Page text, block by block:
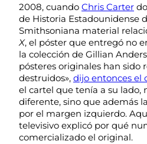
2008, cuando Chris Carter
de Historia Estadounidense
Smithsoniana material
X, el póster que entregó no
la colección de Gillian
pósteres originales han sido
destruidos», dijo entonces el
el cartel que tenía a su lado,
diferente, sino que además
por el margen izquierdo.
televisivo explicó por qué
comercializado el original.